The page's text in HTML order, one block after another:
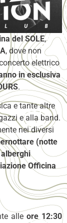
del SOLE,
, dove non
elettrico
in esclusiva
.
e tante altre
e alla band.
nei diversi
(notte
Officina
alleore 12:30